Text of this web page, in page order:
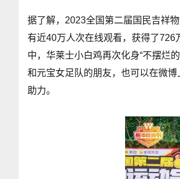
据了解，2023全国第二届国民吉祥
有近40万人次在线观看，获得了726
中，华莱士小白鸡再次化身“不摆烂
和元宝女足队的朋友，也可以在微
助力。